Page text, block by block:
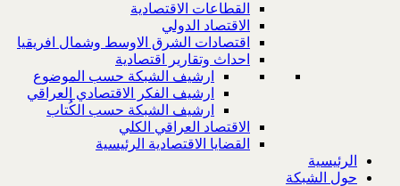
القطاعات الاقتصادية
الاقتصاد الدولي
اقتصادات الشرق الاوسط وشمال افريقيا
احداث وتقارير اقتصادية
ارشيف الشبكة حسب الموضوع
ارشيف الفكر الاقتصادي العراقي
ارشيف الشبكة حسب الكُتاب
الاقتصاد العراقي الكلي
القضايا الاقتصادية الرئيسية
الرئيسية
حول الشبكة